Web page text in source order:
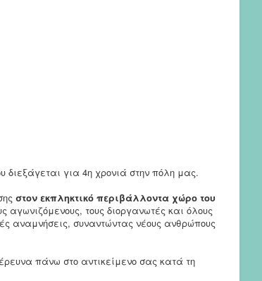
διεξάγεται για 4η χρονιά στην πόλη μας.
στον εκπληκτικό περιβάλλοντα χώρο του
τους διοργανωτές και όλους
αναμνήσεις, συναντώντας νέους ανθρώπους
πάνω στο αντικείμενο σας κατά τη